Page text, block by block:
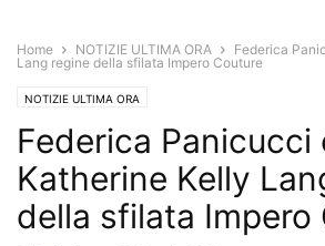
Home NOTIZIE ULTIMA ORA
Federica
Lang regine della sfilata Impero Couture
NOTIZIE ULTIMA ORA
Federica Panicucci
Katherine Kelly
della sfilata Impero